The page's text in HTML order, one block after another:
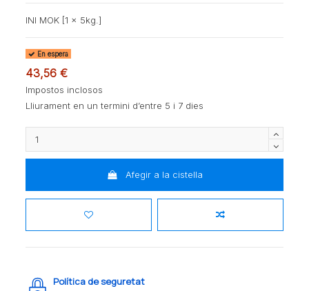
INI MOK [1 x 5kg.]
En espera
43,56 €
Impostos inclosos
Lliurament en un termini d’entre 5 i 7 dies
Afegir a la cistella
Política de seguretat